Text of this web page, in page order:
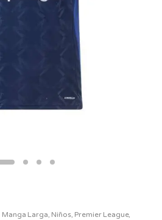
Manga Larga, Niños, Premier League,